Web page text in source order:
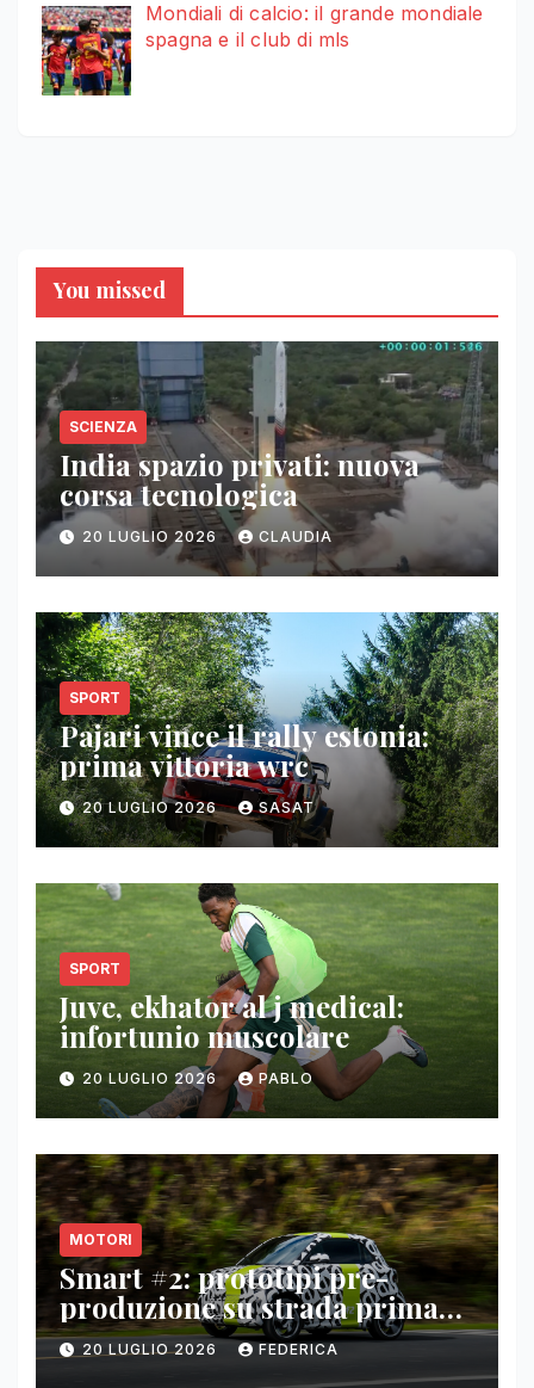
Mondiali di calcio: il grande mondiale
spagna e il club di mls
You missed
SCIENZA
India spazio privati: nuova
corsa tecnologica
20 LUGLIO 2026 CLAUDIA
SPORT
Pajari vince il rally estonia:
prima vittoria wrc
20 LUGLIO 2026 SASAT
SPORT
Juve, ekhator al j medical:
infortunio muscolare
20 LUGLIO 2026 PABLO
MOTORI
Smart #2: prototipi pre-
produzione su strada prima
del paris motor show 2026
20 LUGLIO 2026 FEDERICA